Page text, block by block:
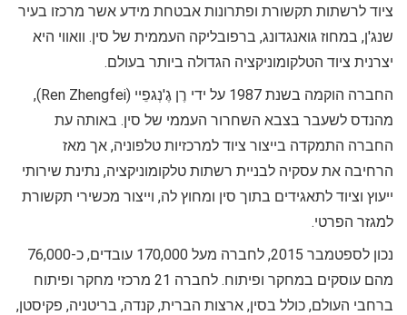
ציוד לרשתות תקשורת ופתרונות אבטחת מידע אשר מרכזו בעיר
שנג'ן, במחוז גואנגדונג, ברפובליקה העממית של סין. וואווי היא
יצרנית ציוד הטלקומוניקציה הגדולה ביותר בעולם.
החברה הוקמה בשנת 1987 על ידי רֶן גֶ'נְגפֵיי (Ren Zhengfei),
מהנדס לשעבר בצבא השחרור העממי של סין. באותה עת
החברה התמקדה בייצור ציוד למרכזיות טלפוניה, אך מאז
הרחיבה את עסקיה לבניית רשתות טלקומוניקציה, נתינת שירותי
ייעוץ וציוד לתאגידים בתוך סין ומחוץ לה, וייצור מכשירי תקשורת
למגזר הפרטי.
נכון לספטמבר 2015, לחברה מעל 170,000 עובדים, כ-76,000
מהם עוסקים במחקר ופיתוח. לחברה 21 מרכזי מחקר ופיתוח
ברחבי העולם, כולל בסין, ארצות הברית, קנדה, בריטניה, פקיסטן,